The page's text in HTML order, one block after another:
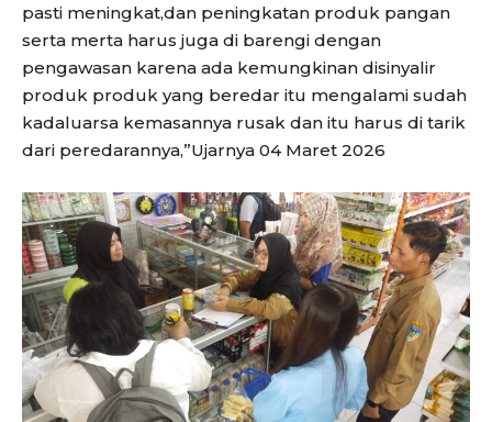
pasti meningkat,dan peningkatan produk pangan
serta merta harus juga di barengi dengan
pengawasan karena ada kemungkinan disinyalir
produk produk yang beredar itu mengalami sudah
kadaluarsa kemasannya rusak dan itu harus di tarik
dari peredarannya,”Ujarnya 04 Maret 2026